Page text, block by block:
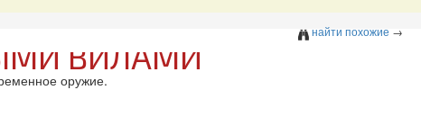
найти похожие →
ВИЛАМИ
оружие.